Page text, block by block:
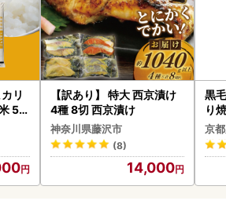
リ
5k
代
【訳あり】 特大 西京漬け
4種 8切 西京漬け
神奈川県藤沢市
(8)
14,000
黒
り
京